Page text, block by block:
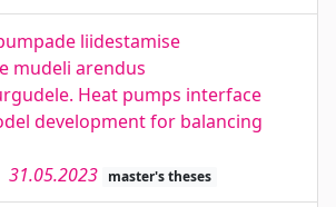
liidestamise
mudeli arendus
Heat pumps interface
development for balancing
31.05.2023 master's theses